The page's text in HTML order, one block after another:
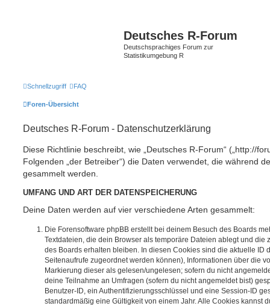
Deutsches R-Forum
Deutschsprachiges Forum zur
Statistikumgebung R
Schnellzugriff FAQ
Foren-Übersicht
Deutsches R-Forum - Datenschutzerklärung
Diese Richtlinie beschreibt, wie „Deutsches R-Forum“ („http://
Folgenden „der Betreiber“) die Daten verwendet, die während
gesammelt werden.
UMFANG UND ART DER DATENSPEICHERUNG
Deine Daten werden auf vier verschiedene Arten gesammelt:
Die Forensoftware phpBB erstellt bei deinem Besuch des Boards
Textdateien, die dein Browser als temporäre Dateien ablegt und die
des Boards erhalten bleiben. In diesen Cookies sind die aktuelle ID
Seitenaufrufe zugeordnet werden können), Informationen über die
Markierung dieser als gelesen/ungelesen; sofern du nicht
deine Teilnahme an Umfragen (sofern du nicht angemeldet bist)
Benutzer-ID, ein Authentifizierungsschlüssel und eine Session-ID
standardmäßig eine Gültigkeit von einem Jahr. Alle Cookies kannst